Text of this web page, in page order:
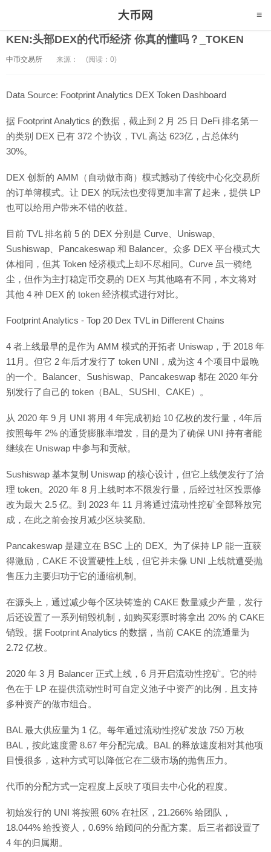
KEN:头部DEX的代币经济 你真的懂吗？_TOKEN
中币交易所 来源： (阅读：0)
Data Source: Footprint Analytics DEX Token Dashboard
据 Footprint Analytics 的数据，截止到 2 月 25 日 DeFi 排名第一
的类别 DEX 已有 372 个协议，TVL 高达 623亿，占总体约
30%。
DEX 创新的 AMM（自动做市商）模式撼动了传统中心化交易所
的订单簿模式。让 DEX 的玩法也变得更加丰富了起来，提供 LP
也可以给用户带来不错的收益。
目前 TVL 排名前 5 的 DEX 分别是 Curve、Uniswap、
Sushiswap、Pancakeswap 和 Balancer。众多 DEX 平台模式大
体相同，但其 Token 经济模式上却不尽相同。Curve 虽一骑绝
尘，但作为主打稳定币交易的 DEX 与其他略有不同，本文将对
其他 4 种 DEX 的 token 经济模式进行对比。
Footprint Analytics - Top 20 Dex TVL in Different Chains
4 者上线最早的是作为 AMM 模式的开拓者 Uniswap，于 2018 年
11月。但它 2 年后才发行了 token UNI，成为这 4 个项目中最晚
的一个。Balancer、Sushiswap、Pancakeswap 都在 2020 年分
别发行了自己的 token（BAL、SUSHI、CAKE）。
从 2020 年 9 月 UNI 将用 4 年完成初始 10 亿枚的发行量，4年后
按照每年 2% 的通货膨胀率增发，目的是为了确保 UNI 持有者能
继续在 Uniswap 中参与和贡献。
Sushiswap 基本复制 Uniswap 的核心设计，但它上线便发行了治
理 token。2020 年 8 月上线时本不限发行量，后经过社区投票修
改为最大 2.5 亿。到 2023 年 11 月将通过流动性挖矿全部释放完
成，在此之前会按月减少区块奖励。
Pancakeswap 是建立在 BSC 上的 DEX。为了保持 LP 能一直获
得激励，CAKE 不设置硬性上线，但它并未像 UNI 上线就遭受抛
售压力主要归功于它的通缩机制。
在源头上，通过减少每个区块铸造的 CAKE 数量减少产量，发行
后还设置了一系列销毁机制，如购买彩票时将拿出 20% 的 CAKE
销毁。据 Footprint Analytics 的数据，当前 CAKE 的流通量为
2.72 亿枚。
2020 年 3 月 Balancer 正式上线，6 月开启流动性挖矿。它的特
色在于 LP 在提供流动性时可自定义池子中资产的比例，且支持
多种资产的做市组合。
BAL 最大供应量为 1 亿。每年通过流动性挖矿发放 750 万枚
BAL，按此速度需 8.67 年分配完成。BAL 的释放速度相对其他项
目慢很多，这种方式可以降低它在二级市场的抛售压力。
代币的分配方式一定程度上反映了项目去中心化的程度。
初始发行的 UNI 将按照 60% 在社区，21.266% 给团队，
18.044% 给投资人，0.69% 给顾问的分配方案。后三者都设置了
4 年的归属期。